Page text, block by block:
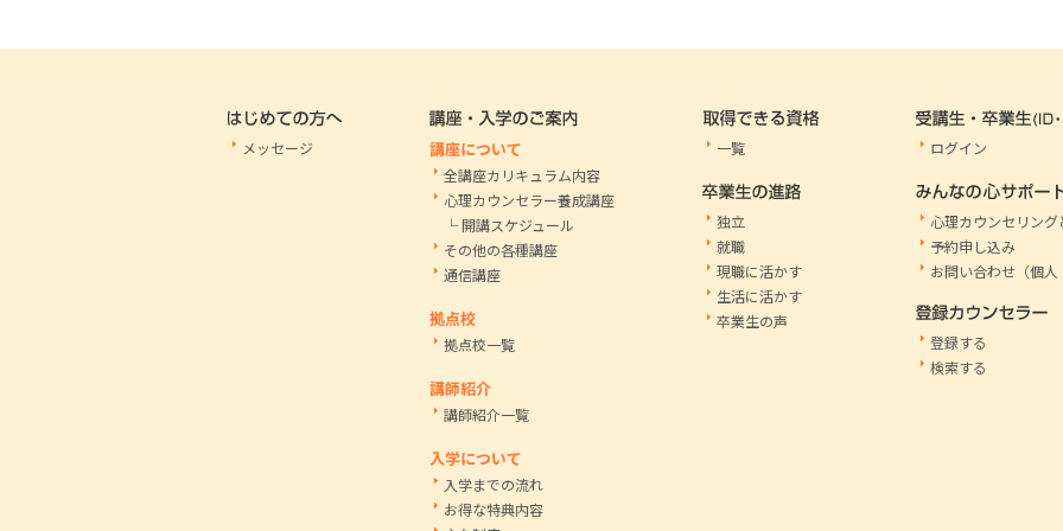
メッセージ 講座について
全講座カリキュラム内容
心理カウンセラー養成講座
└ 開講スケジュール
その他の各種講座
通信講座
拠点校
拠点校一覧
講師紹介
講師紹介一覧
入学について
入学までの流れ
お得な特典内容
一覧
独立
就職
現職に活かす
生活に活かす
卒業生の声
ログイン
心理カウンセリング
予約申し込み
お問い合わせ（個人
登録する
検索する